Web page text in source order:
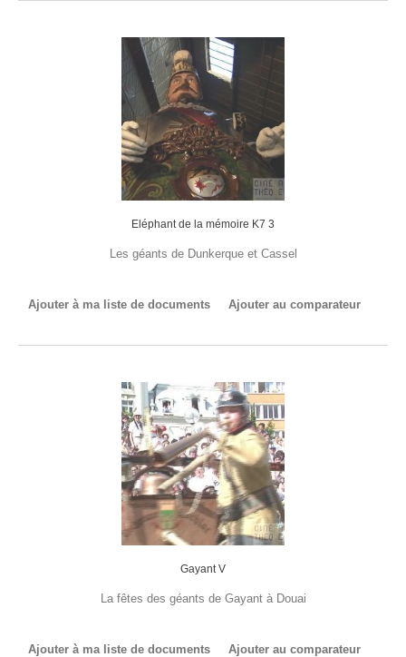
Eléphant de la mémoire K7 3
Les géants de Dunkerque et Cassel
Ajouter à ma liste de documents Ajouter au comparateur
Gayant V
La fêtes des géants de Gayant à Douai
Ajouter à ma liste de documents Ajouter au comparateur